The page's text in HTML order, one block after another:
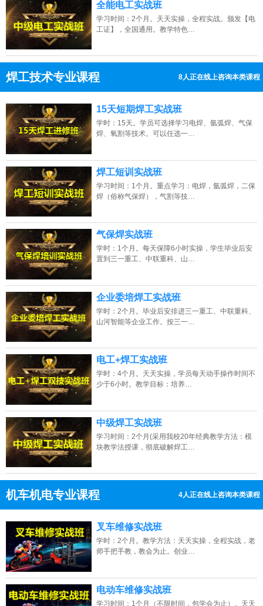
全能电工实战班
学习时间：2个月。天天实操，全程实战。颁发【电
工证】，全国通用。教学特色…
焊工技术专业课程 9人正在线上咨询本类课程
点击免费咨询电话：13807313137
15天短期焊工实战班
学时：15天。学员可选择学习电焊、氩弧焊、气保
焊、氧割等技术。可以任选一…
焊工短训实战班
学习时间：1个月。重点学习：电焊，氩弧焊，二保
焊（俗称气保焊），气割等技…
气保焊实战班
学时：1个月。每天保障6小时实操，学生毕业后安
置到三一重工、中联重科、山…
企业委培焊工实战班
学时：2个月。毕业后安排进三一重工、中联重科、
山河智能等企业工作。按三一…
电工+焊工实战班
学时：4个月。天天实操，学员每天动手操作时间不
少于6小时。教学目标：培养…
中级焊工实战班
学习时间：2个月(采用我校20年经典教学方法：模
块教学法授课，彻底破解焊工…
机车机电专业课程 4人正在线上咨询本类课程
点击免费咨询电话：13807313137
叉车维修实战班
学时：2个月。教学方法：天天实操，全程实战，老
师手把手教，教会为止。创业…
电动车维修实战班
学习时间：1个月（不限时间，包学会为止）。天天